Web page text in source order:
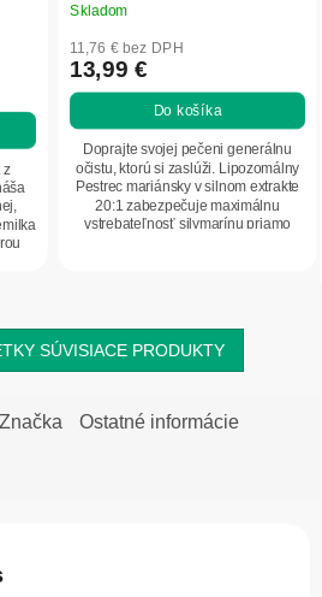
z
Priemerné
hodnotenie
produktu
je
5,0
5
hviezdičiek.
Skladom
11,76 € bez DPH
13,99 €
Do košíka
Doprajte svojej pečeni generálnu
očistu, ktorú si zaslúži. Lipozomálny
Pestrec mariánsky v silnom extrakte
20:1 zabezpečuje maximálnu
vstrebateľnosť silymarínu priamo
SÚVISIACE PRODUKTY
Značka Ostatné informácie